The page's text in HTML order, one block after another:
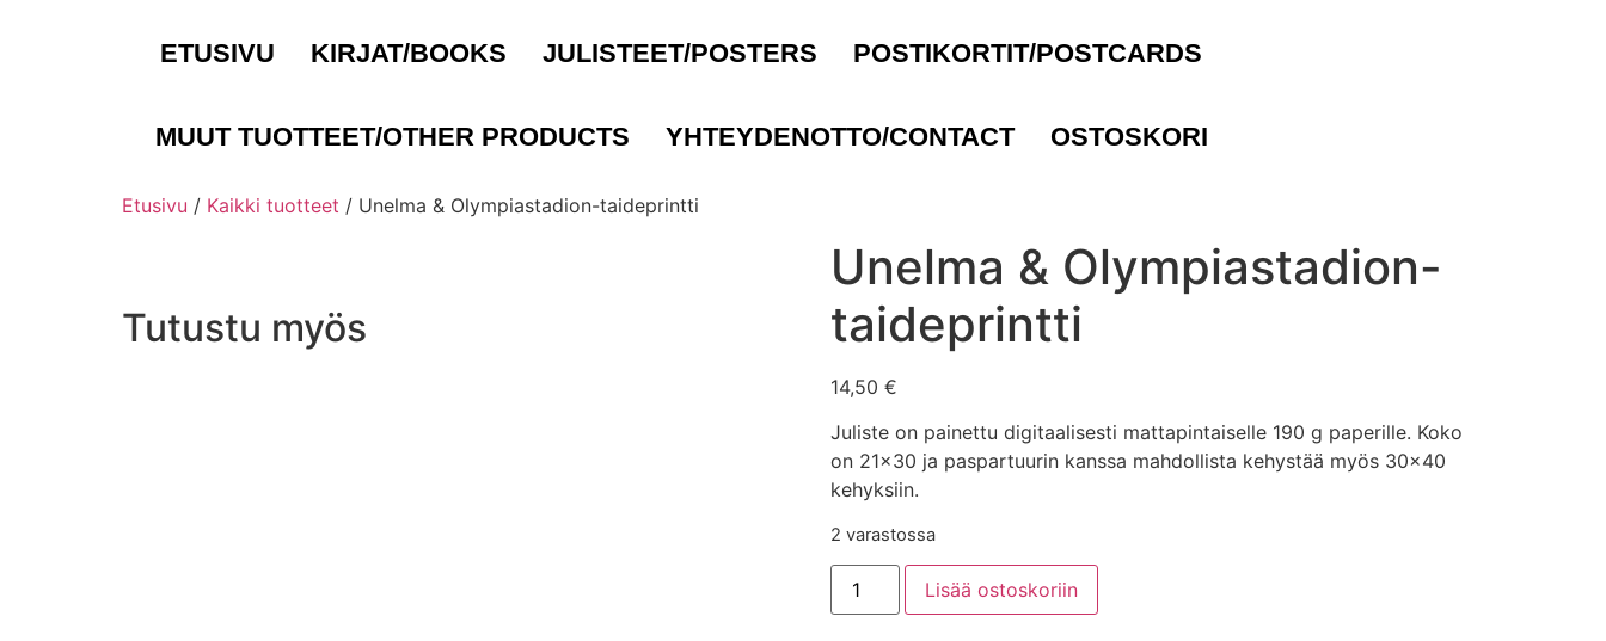
ETUSIVU KIRJAT/BOOKS JULISTEET/POSTERS POSTIKORTIT/POSTCARDS
MUUT TUOTTEET/OTHER PRODUCTS YHTEYDENOTTO/CONTACT OSTOSKORI
Etusivu / Kaikki tuotteet / Unelma & Olympiastadion-taideprintti
Unelma & Olympiastadion-
taideprintti
14,50 €
Juliste on painettu digitaalisesti mattapintaiselle 190 g paperille. Koko
on 21×30 ja paspartuurin kanssa mahdollista kehystää myös 30×40
kehyksiin.
2 varastossa
Lisää ostoskoriin
Tutustu myös